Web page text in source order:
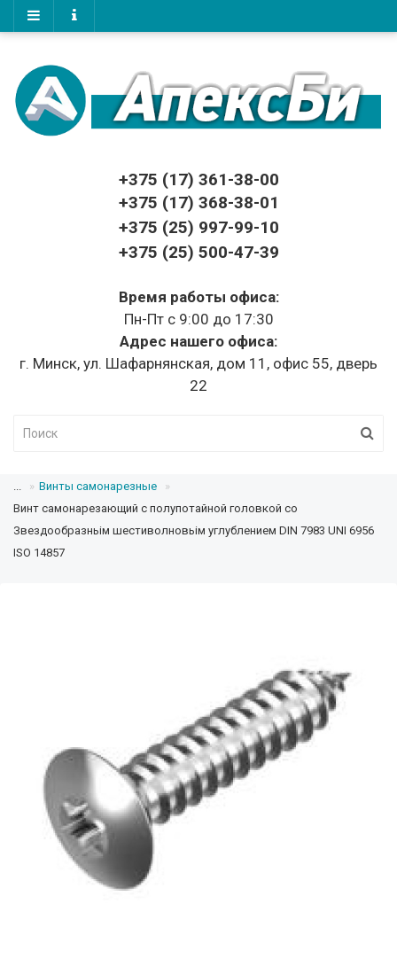
+375 (17) 361-38-00
+375 (17) 368-38-01
+375 (25) 997-99-10
+375 (25) 500-47-39
Время работы офиса:
Пн-Пт с 9:00 до 17:30
Адрес нашего офиса:
г. Минск, ул. Шафарнянская, дом 11, офис 55, дверь
22
Винты самонарезные
Винт cамонарезающий с полупотайной головкой сo
Звездообразньім шестиволновьім углублением DIN 7983 UNI 6956
ISO 14857